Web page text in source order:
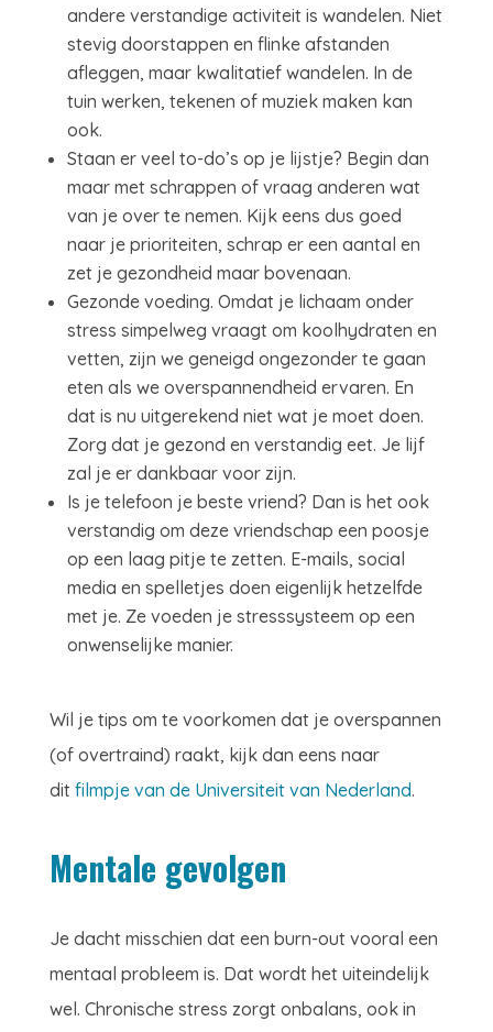
andere verstandige activiteit is wandelen. Niet
stevig doorstappen en flinke afstanden
afleggen, maar kwalitatief wandelen. In de
tuin werken, tekenen of muziek maken kan
ook.
Staan er veel to-do’s op je lijstje? Begin dan
maar met schrappen of vraag anderen wat
van je over te nemen. Kijk eens dus goed
naar je prioriteiten, schrap er een aantal en
zet je gezondheid maar bovenaan.
Gezonde voeding. Omdat je lichaam onder
stress simpelweg vraagt om koolhydraten en
vetten, zijn we geneigd ongezonder te gaan
eten als we overspannendheid ervaren. En
dat is nu uitgerekend niet wat je moet doen.
Zorg dat je gezond en verstandig eet. Je lijf
zal je er dankbaar voor zijn.
Is je telefoon je beste vriend? Dan is het ook
verstandig om deze vriendschap een poosje
op een laag pitje te zetten. E-mails, social
media en spelletjes doen eigenlijk hetzelfde
met je. Ze voeden je stresssysteem op een
onwenselijke manier.
Wil je tips om te voorkomen dat je overspannen
(of overtraind) raakt, kijk dan eens naar
dit filmpje van de Universiteit van Nederland.
Mentale gevolgen
Je dacht misschien dat een burn-out vooral een
mentaal probleem is. Dat wordt het uiteindelijk
wel. Chronische stress zorgt onbalans, ook in